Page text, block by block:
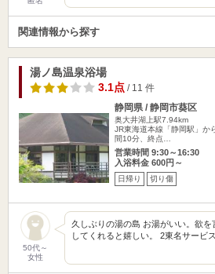
関連情報から探す
湯ノ島温泉浴場
3.1点/ 11 件
静岡県 / 静岡市葵区
奥大井湖上駅7.94km
JR東海道本線「静岡駅」か
間10分、終点…
営業時間 9:30～16:30
入浴料金 600円～
日帰り 切り傷
50代～
女性
久しぶりの湯の島 お湯がいい。欲を
してくれると嬉しい。 2東名サービ